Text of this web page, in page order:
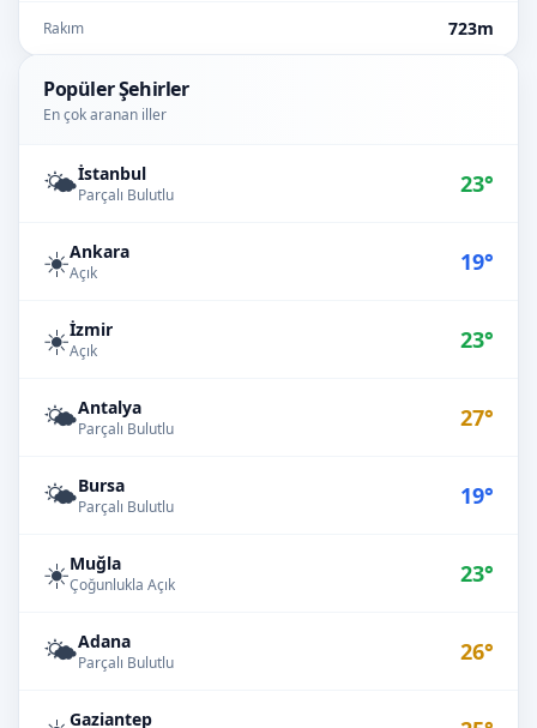
Rakım 723m
Popüler Şehirler
En çok aranan iller
🌤️İstanbul
Parçalı Bulutlu 23°
☀️Ankara
Açık 19°
☀️İzmir
Açık 23°
🌤️Antalya
Parçalı Bulutlu 27°
🌤️Bursa
Parçalı Bulutlu 19°
☀️Muğla
Çoğunlukla Açık 23°
🌤️Adana
Parçalı Bulutlu 26°
Gaziantep